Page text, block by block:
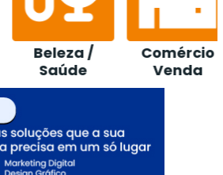
Beleza /
Saúde
Comércio
Venda